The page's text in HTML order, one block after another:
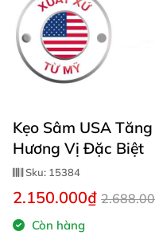
Kẹo Sâm USA
Hương Vị Đặc Biệt
Sku: 15384
2.150.000₫
Còn hàng